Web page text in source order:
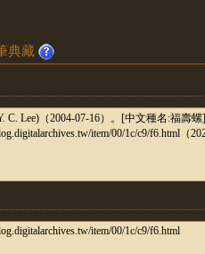
典藏